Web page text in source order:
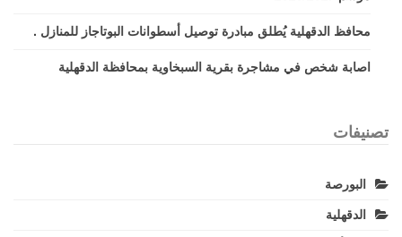
محافظ الدقهلية يُطلق مبادرة توصيل أسطوانات البوتاجاز للمنازل .
اصابة شخص في مشاجرة بقرية السبخاوية بمحافظة الدقهلية
تصنيفات
البورصة
الدقهلية